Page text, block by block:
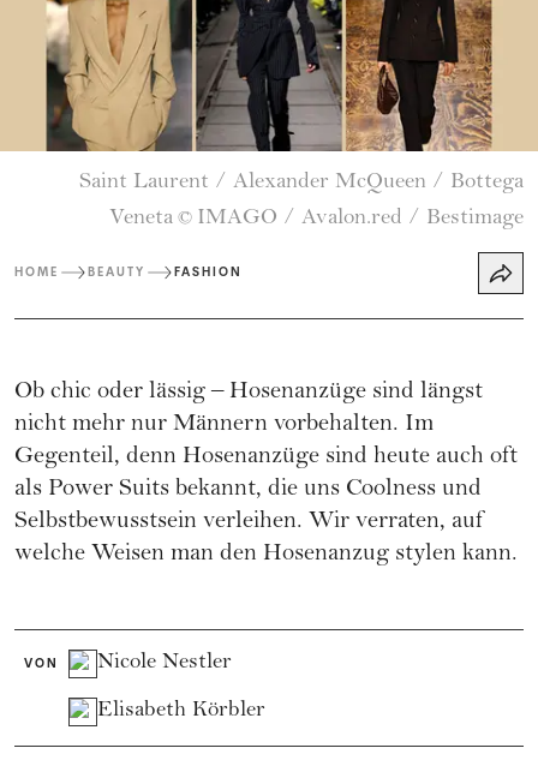
Saint Laurent / Alexander McQueen / Bottega
Veneta © IMAGO / Avalon.red / Bestimage
HOME BEAUTY FASHION
Ob chic oder lässig – Hosenanzüge sind längst
nicht mehr nur Männern vorbehalten. Im
Gegenteil, denn Hosenanzüge sind heute auch oft
als Power Suits bekannt, die uns Coolness und
Selbstbewusstsein verleihen. Wir verraten, auf
welche Weisen man den Hosenanzug stylen kann.
VON Nicole Nestler
Elisabeth Körbler